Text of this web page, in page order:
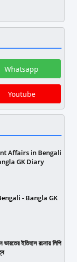
Whatsapp
Youtube
Affairs in Bengali
Bangla GK Diary
Bengali - Bangla GK
ভারতের ইতিহাস রচনায় লিপি